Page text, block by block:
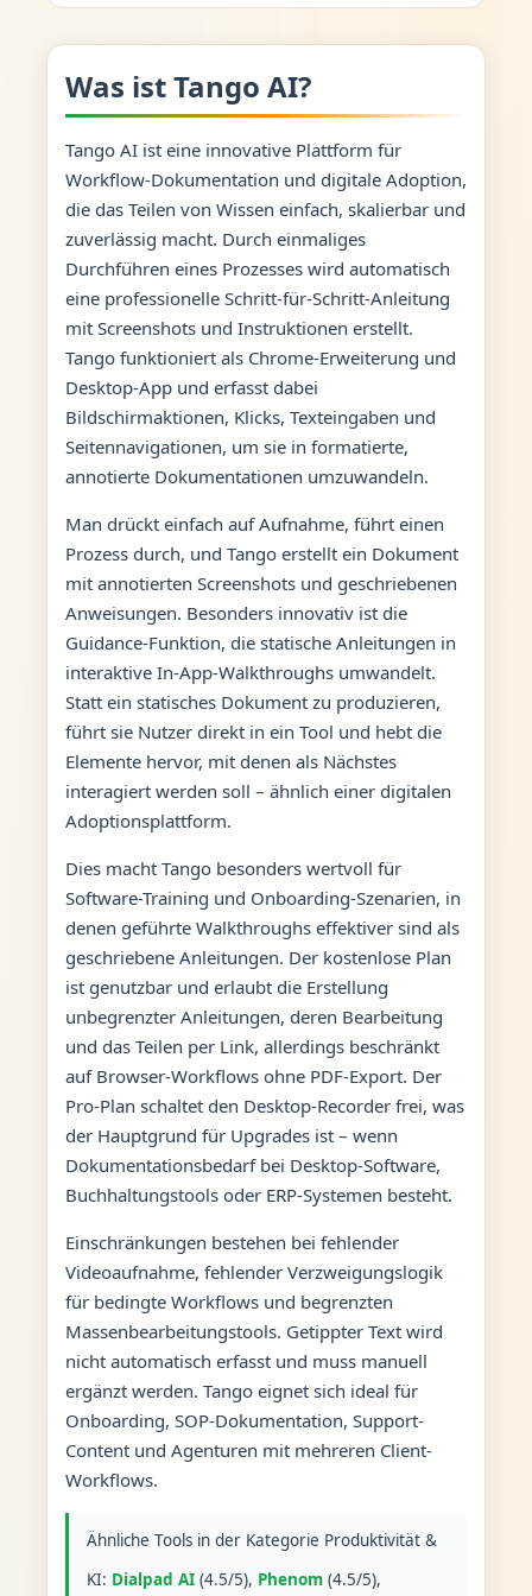
Was ist Tango AI?
Tango AI ist eine innovative Plattform für
Workflow-Dokumentation und digitale Adoption,
die das Teilen von Wissen einfach, skalierbar und
zuverlässig macht. Durch einmaliges
Durchführen eines Prozesses wird automatisch
eine professionelle Schritt-für-Schritt-Anleitung
mit Screenshots und Instruktionen erstellt.
Tango funktioniert als Chrome-Erweiterung und
Desktop-App und erfasst dabei
Bildschirmaktionen, Klicks, Texteingaben und
Seitennavigationen, um sie in formatierte,
annotierte Dokumentationen umzuwandeln.
Man drückt einfach auf Aufnahme, führt einen
Prozess durch, und Tango erstellt ein Dokument
mit annotierten Screenshots und geschriebenen
Anweisungen. Besonders innovativ ist die
Guidance-Funktion, die statische Anleitungen in
interaktive In-App-Walkthroughs umwandelt.
Statt ein statisches Dokument zu produzieren,
führt sie Nutzer direkt in ein Tool und hebt die
Elemente hervor, mit denen als Nächstes
interagiert werden soll – ähnlich einer digitalen
Adoptionsplattform.
Dies macht Tango besonders wertvoll für
Software-Training und Onboarding-Szenarien, in
denen geführte Walkthroughs effektiver sind als
geschriebene Anleitungen. Der kostenlose Plan
ist genutzbar und erlaubt die Erstellung
unbegrenzter Anleitungen, deren Bearbeitung
und das Teilen per Link, allerdings beschränkt
auf Browser-Workflows ohne PDF-Export. Der
Pro-Plan schaltet den Desktop-Recorder frei, was
der Hauptgrund für Upgrades ist – wenn
Dokumentationsbedarf bei Desktop-Software,
Buchhaltungstools oder ERP-Systemen besteht.
Einschränkungen bestehen bei fehlender
Videoaufnahme, fehlender Verzweigungslogik
für bedingte Workflows und begrenzten
Massenbearbeitungstools. Getippter Text wird
nicht automatisch erfasst und muss manuell
ergänzt werden. Tango eignet sich ideal für
Onboarding, SOP-Dokumentation, Support-
Content und Agenturen mit mehreren Client-
Workflows.
Ähnliche Tools in der Kategorie Produktivität &
KI: Dialpad AI(4.5/5), Phenom(4.5/5),